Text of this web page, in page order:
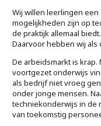
Wij willen leerlingen
mogelijkheden zijn op
de praktijk allemaal biedt.
Daarvoor hebben wij
De arbeidsmarkt is
voortgezet onderwijs
als bedrijf niet vroeg
onder jonge mensen.
techniekonderwijs in de
van toekomstig